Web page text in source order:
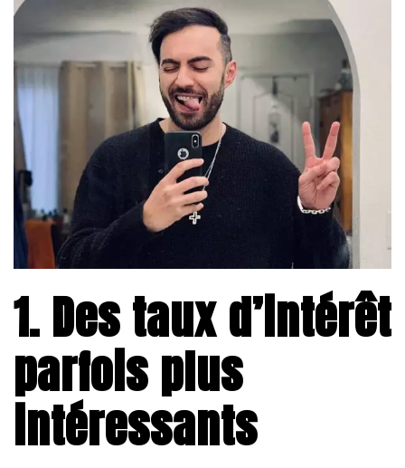
1. Des taux d’intérêt
parfois plus
intéressants